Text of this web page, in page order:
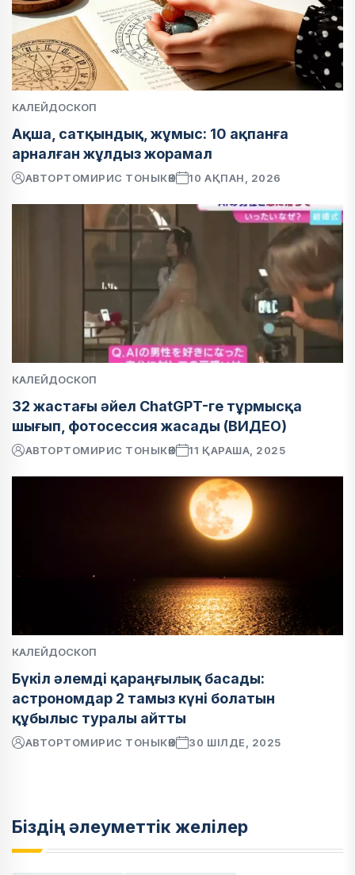
КАЛЕЙДОСКОП
Ақша, сатқындық, жұмыс: 10 ақпанға
арналған жұлдыз жорамал
АВТОРТОМИРИС ТОНЫКӨК 10 АҚПАН, 2026
КАЛЕЙДОСКОП
32 жастағы әйел ChatGPT-ге тұрмысқа
шығып, фотосессия жасады (ВИДЕО)
АВТОРТОМИРИС ТОНЫКӨК 11 ҚАРАША, 2025
КАЛЕЙДОСКОП
Бүкіл әлемді қараңғылық басады:
астрономдар 2 тамыз күні болатын
құбылыс туралы айтты
АВТОРТОМИРИС ТОНЫКӨК 30 ШІЛДЕ, 2025
Біздің әлеуметтік желілер